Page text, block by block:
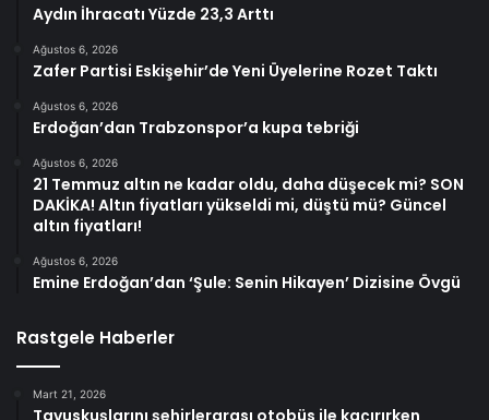
Aydın İhracatı Yüzde 23,3 Arttı
Ağustos 6, 2026
Zafer Partisi Eskişehir’de Yeni Üyelerine Rozet Taktı
Ağustos 6, 2026
Erdoğan’dan Trabzonspor’a kupa tebriği
Ağustos 6, 2026
21 Temmuz altın ne kadar oldu, daha düşecek mi? SON
DAKİKA! Altın fiyatları yükseldi mi, düştü mü? Güncel
altın fiyatları!
Ağustos 6, 2026
Emine Erdoğan’dan ‘Şule: Senin Hikayen’ Dizisine Övgü
Rastgele Haberler
Mart 21, 2026
Tavuskuşlarını şehirlerarası otobüs ile kaçırırken